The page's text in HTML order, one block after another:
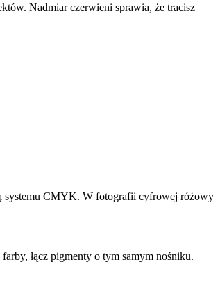
Nadmiar czerwieni sprawia, że tracisz
systemu CMYK. W fotografii cyfrowej różowy
łącz pigmenty o tym samym nośniku.